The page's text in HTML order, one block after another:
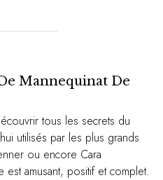
Mannequinat De
tous les secrets du
utilisés par les plus grands
ou encore Cara
amusant, positif et complet.